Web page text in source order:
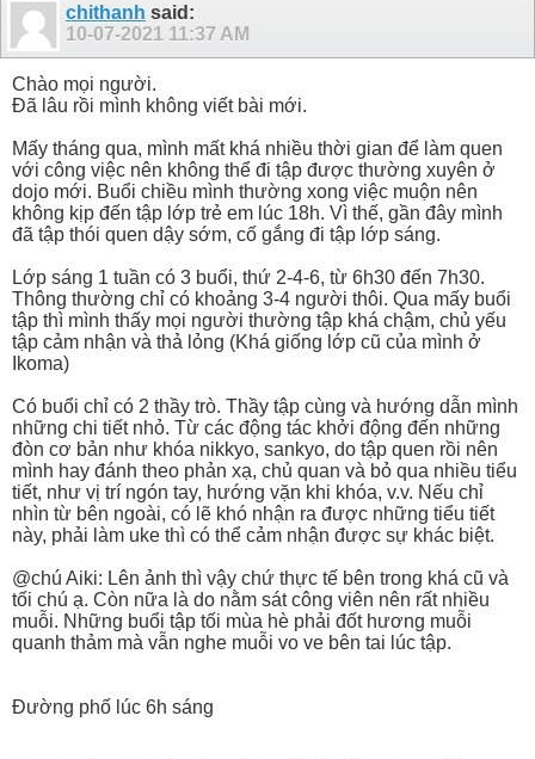
chithanh said:
10-07-2021 11:37 AM
Chào mọi người.
Đã lâu rồi mình không viết bài mới.
Mấy tháng qua, mình mất khá nhiều thời gian để làm quen
với công việc nên không thể đi tập được thường xuyên ở
dojo mới. Buổi chiều mình thường xong việc muộn nên
không kịp đến tập lớp trẻ em lúc 18h. Vì thế, gần đây mình
đã tập thói quen dậy sớm, cố gắng đi tập lớp sáng.
Lớp sáng 1 tuần có 3 buổi, thứ 2-4-6, từ 6h30 đến 7h30.
Thông thường chỉ có khoảng 3-4 người thôi. Qua mấy buổi
tập thì mình thấy mọi người thường tập khá chậm, chủ yếu
tập cảm nhận và thả lỏng (Khá giống lớp cũ của mình ở
Ikoma)
Có buổi chỉ có 2 thầy trò. Thầy tập cùng và hướng dẫn mình
những chi tiết nhỏ. Từ các động tác khởi động đến những
đòn cơ bản như khóa nikkyo, sankyo, do tập quen rồi nên
mình hay đánh theo phản xạ, chủ quan và bỏ qua nhiều tiểu
tiết, như vị trí ngón tay, hướng vặn khi khóa, v.v. Nếu chỉ
nhìn từ bên ngoài, có lẽ khó nhận ra được những tiểu tiết
này, phải làm uke thì có thể cảm nhận được sự khác biệt.
@chú Aiki: Lên ảnh thì vậy chứ thực tế bên trong khá cũ và
tối chú ạ. Còn nữa là do nằm sát công viên nên rất nhiều
muỗi. Những buổi tập tối mùa hè phải đốt hương muỗi
quanh thảm mà vẫn nghe muỗi vo ve bên tai lúc tập.
Đường phố lúc 6h sáng